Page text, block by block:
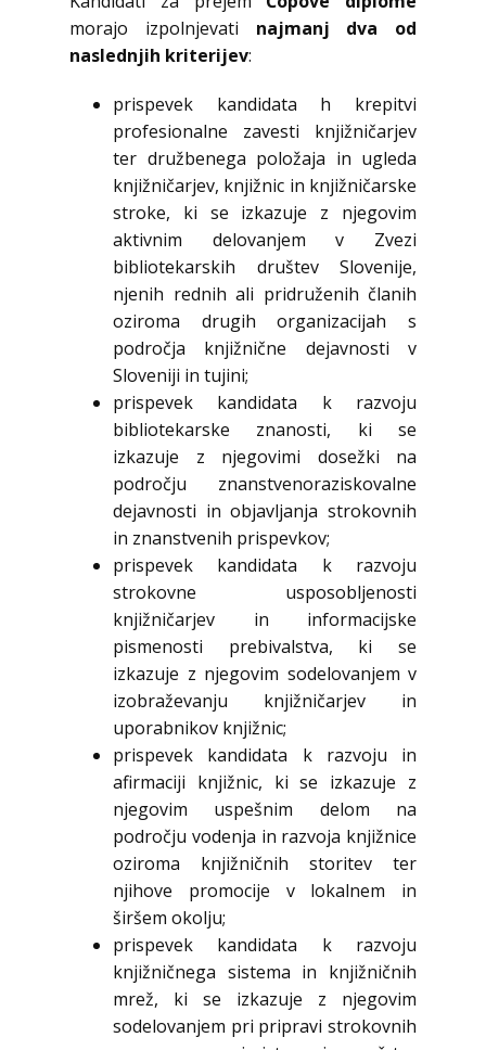
morajo izpolnjevati najmanj dva od
naslednjih kriterijev:
prispevek kandidata h krepitvi
profesionalne zavesti knjižničarjev
ter družbenega položaja in ugleda
knjižničarjev, knjižnic in knjižničarske
stroke, ki se izkazuje z njegovim
aktivnim delovanjem v Zvezi
bibliotekarskih društev Slovenije,
njenih rednih ali pridruženih članih
oziroma drugih organizacijah s
področja knjižnične dejavnosti v
Sloveniji in tujini;
prispevek kandidata k razvoju
bibliotekarske znanosti, ki se
izkazuje z njegovimi dosežki na
področju znanstvenoraziskovalne
dejavnosti in objavljanja strokovnih
in znanstvenih prispevkov;
prispevek kandidata k razvoju
strokovne usposobljenosti
knjižničarjev in informacijske
pismenosti prebivalstva, ki se
izkazuje z njegovim sodelovanjem v
izobraževanju knjižničarjev in
uporabnikov knjižnic;
prispevek kandidata k razvoju in
afirmaciji knjižnic, ki se izkazuje z
njegovim uspešnim delom na
področju vodenja in razvoja knjižnice
oziroma knjižničnih storitev ter
njihove promocije v lokalnem in
širšem okolju;
prispevek kandidata k razvoju
knjižničnega sistema in knjižničnih
mrež, ki se izkazuje z njegovim
sodelovanjem pri pripravi strokovnih